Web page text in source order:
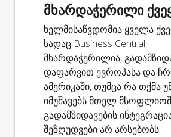
მხარდაჭერილი
ხელმისაწვდომია ყველა
სადაც Business Central
მხარდაჭერილია,
დაფარვით ევროპასა და
ამერიკაში, თუმცა რა თქმა
იმუშავებს მთელ
გადამზიდავების
შეზღუდვები არ არსებობს.